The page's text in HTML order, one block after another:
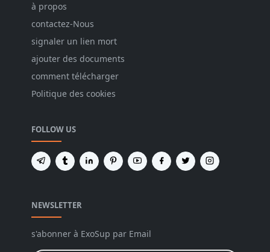
à propos
contactez-Nous
signaler un lien mort
ajouter des documents
comment télécharger
Politique des cookies
FOLLOW US
NEWSLETTER
s'abonner à ExoSup par Email